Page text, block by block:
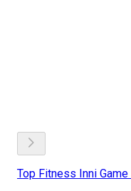
Top Fitness Inni